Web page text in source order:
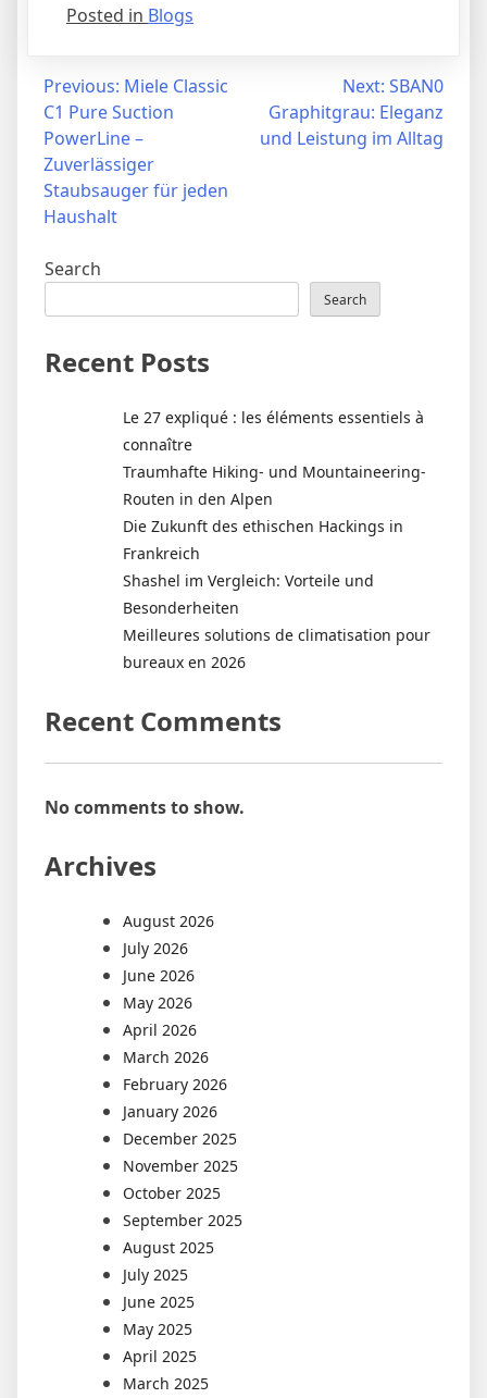
Posted in Blogs
Post
navigation
Previous: Miele Classic
C1 Pure Suction
PowerLine –
Zuverlässiger
Staubsauger für jeden
Haushalt
Next: SBAN0
Graphitgrau: Eleganz
und Leistung im Alltag
Search
Search
Recent Posts
Le 27 expliqué : les éléments essentiels à
connaître
Traumhafte Hiking- und Mountaineering-
Routen in den Alpen
Die Zukunft des ethischen Hackings in
Frankreich
Shashel im Vergleich: Vorteile und
Besonderheiten
Meilleures solutions de climatisation pour
bureaux en 2026
Recent Comments
No comments to show.
Archives
August 2026
July 2026
June 2026
May 2026
April 2026
March 2026
February 2026
January 2026
December 2025
November 2025
October 2025
September 2025
August 2025
July 2025
June 2025
May 2025
April 2025
March 2025